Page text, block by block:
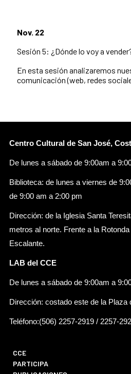
Nov. 22
Sesión 5: ¿Dónde lo voy a
En esta sesión analizaremos
comunicación (web, redes
Centro Cultural de San José,
De lunes a sábado de 9:00am a
Biblioteca: de lunes a viernes de
de 9:00 am a 2:00 pm
Dirección: de la Iglesia Santa
metros al norte. Frente a la
Escalante.
LAB del CCE
De lunes a sábado de 9:00am a
Dirección: costado este de la Plaza
Teléfono:(506) 2257-2919 / 2257-
CCE
PARTICIPA